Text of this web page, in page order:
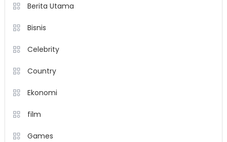
Berita Utama
Bisnis
Celebrity
Country
Ekonomi
film
Games